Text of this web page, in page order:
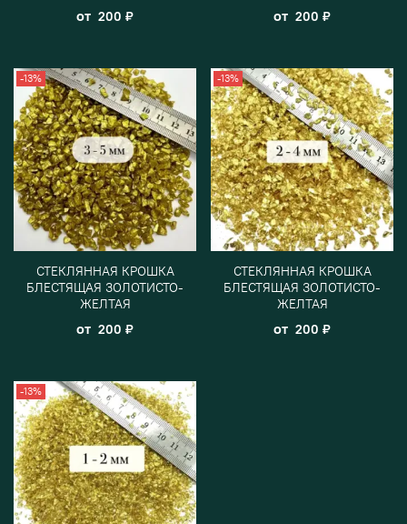
от 200 ₽ от 200 ₽
-13%
СТЕКЛЯННАЯ КРОШКА
БЛЕСТЯЩАЯ ЗОЛОТИСТО-
ЖЕЛТАЯ
от 200 ₽
-13%
СТЕКЛЯННАЯ КРОШКА
БЛЕСТЯЩАЯ ЗОЛОТИСТО-
ЖЕЛТАЯ
от 200 ₽
-13%